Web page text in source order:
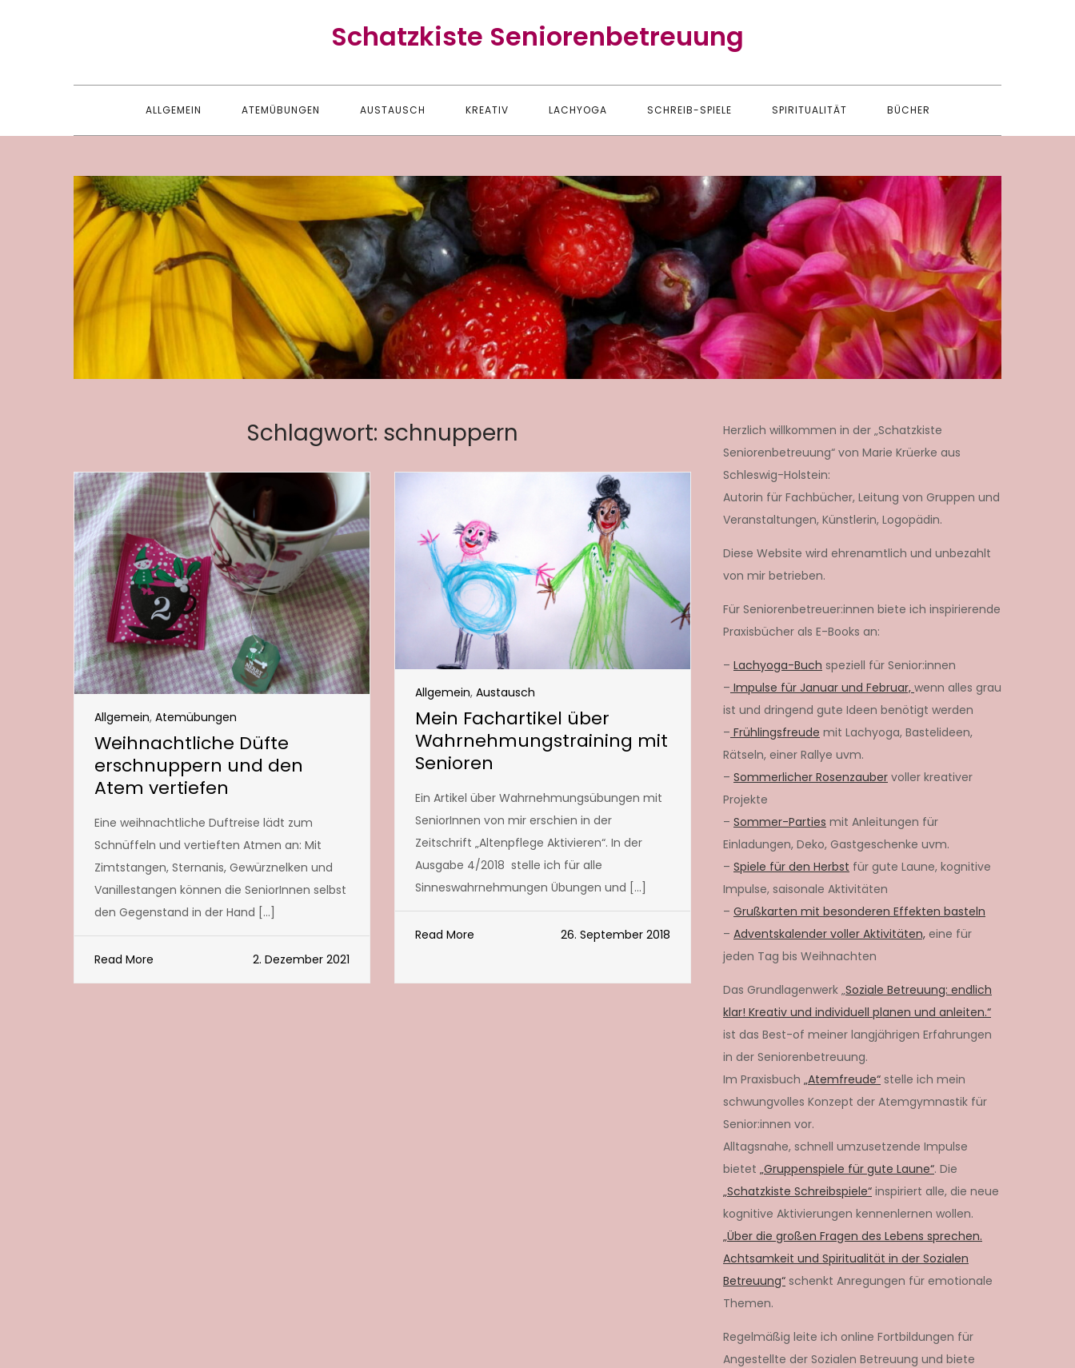
Schatzkiste Seniorenbetreuung
ALLGEMEIN ATEMÜBUNGEN AUSTAUSCH KREATIV LACHYOGA SCHREIB-SPIELE SPIRITUALITÄT BÜCHER
Schlagwort: schnuppern
Allgemein, Atemübungen
Weihnachtliche Düfte
erschnuppern und den
Atem vertiefen
Eine weihnachtliche Duftreise lädt zum
Schnüffeln und vertieften Atmen an: Mit
Zimtstangen, Sternanis, Gewürznelken und
Vanillestangen können die SeniorInnen selbst
den Gegenstand in der Hand […]
Read More 2. Dezember 2021
Allgemein, Austausch
Mein Fachartikel über
Wahrnehmungstraining mit
Senioren
Ein Artikel über Wahrnehmungsübungen mit
SeniorInnen von mir erschien in der
Zeitschrift „Altenpflege Aktivieren“. In der
Ausgabe 4/2018 stelle ich für alle
Sinneswahrnehmungen Übungen und […]
Read More 26. September 2018
Herzlich willkommen in der „Schatzkiste
Seniorenbetreuung“ von Marie Krüerke aus
Schleswig-Holstein:
Autorin für Fachbücher, Leitung von Gruppen und
Veranstaltungen, Künstlerin, Logopädin.
Diese Website wird ehrenamtlich und unbezahlt
von mir betrieben.
Für Seniorenbetreuer:innen biete ich inspirierende
Praxisbücher als E-Books an:
– Lachyoga-Buch speziell für Senior:innen
– Impulse für Januar und Februar, wenn alles grau
ist und dringend gute Ideen benötigt werden
– Frühlingsfreude mit Lachyoga, Bastelideen,
Rätseln, einer Rallye uvm.
– Sommerlicher Rosenzauber voller kreativer
Projekte
– Sommer-Parties mit Anleitungen für
Einladungen, Deko, Gastgeschenke uvm.
– Spiele für den Herbst für gute Laune, kognitive
Impulse, saisonale Aktivitäten
– Grußkarten mit besonderen Effekten basteln
– Adventskalender voller Aktivitäten, eine für
jeden Tag bis Weihnachten
Das Grundlagenwerk „Soziale Betreuung: endlich
klar! Kreativ und individuell planen und anleiten.“
ist das Best-of meiner langjährigen Erfahrungen
in der Seniorenbetreuung.
Im Praxisbuch „Atemfreude“ stelle ich mein
schwungvolles Konzept der Atemgymnastik für
Senior:innen vor.
Alltagsnahe, schnell umzusetzende Impulse
bietet „Gruppenspiele für gute Laune“. Die
„Schatzkiste Schreibspiele“ inspiriert alle, die neue
kognitive Aktivierungen kennenlernen wollen.
„Über die großen Fragen des Lebens sprechen.
Achtsamkeit und Spiritualität in der Sozialen
Betreuung“ schenkt Anregungen für emotionale
Themen.
Regelmäßig leite ich online Fortbildungen für
Angestellte der Sozialen Betreuung und biete